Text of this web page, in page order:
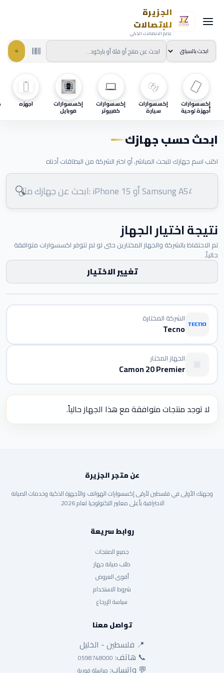
الجزيرة
للإتصالات
عالم الاتصالات الذكي
إكسسوارات
أجهزة لوحية
إكسسوارات
سيارة
إكسسوارات
كمبيوتر
إكسسوارات
موبايل
اجهزه
ابحث حسب جهازك
اكتب اسم جهازك للبحث المباشر، أو اختر الشركة من البطاقات أدناه
🔍
نتيجة اختيار الجهاز
تم الاحتفاظ بالشركة والجهاز المختارين حتى لو لم تتوفر اكسسوارات متوافقة
حالياً.
تغيير الاختيار
الشركة المختارة
Tecno
الجهاز المختار
Camon 20 Premier
لا توجد منتجات متوافقة مع هذا الجهاز حالياً.
عن متجر الجزيرة
وجهتك الأولى في فلسطين لأرقى إكسسوارات الهواتف والأجهزة الذكية وخدمات الصيانة
الاحترافية بأعلى معايير التكنولوجيا لعام 2026.
روابط سريعة
جميع المنتجات
طلب صيانة جهاز
أقوى العروض
شروط الاستخدام
سياسة الإرجاع
تواصل معنا
📍 فلسطين - الخليل
📞 هاتف: 0598748000
💬 واتساب: مراسلة فورية